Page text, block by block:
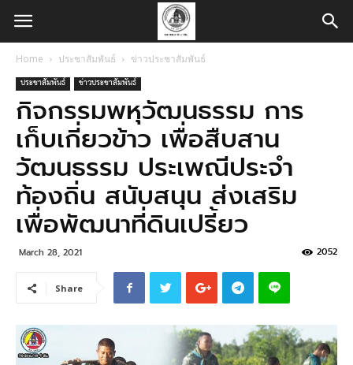
Home ประชาสัมพันธ์ ข่าวประชาสัมพันธ์
ประชาสัมพันธ์ ข่าวประชาสัมพันธ์
กิจกรรมพหุวัฒนธรรม การ
เก็บเกี่ยวข้าว เพื่อสืบสาน
วัฒนธรรม ประเพณีประจำ
ท้องถิ่น สนับสนุน ส่งเสริม
เพื่อพัฒนาที่ดินเปรี้ยว
March 28, 2021 2052
Share